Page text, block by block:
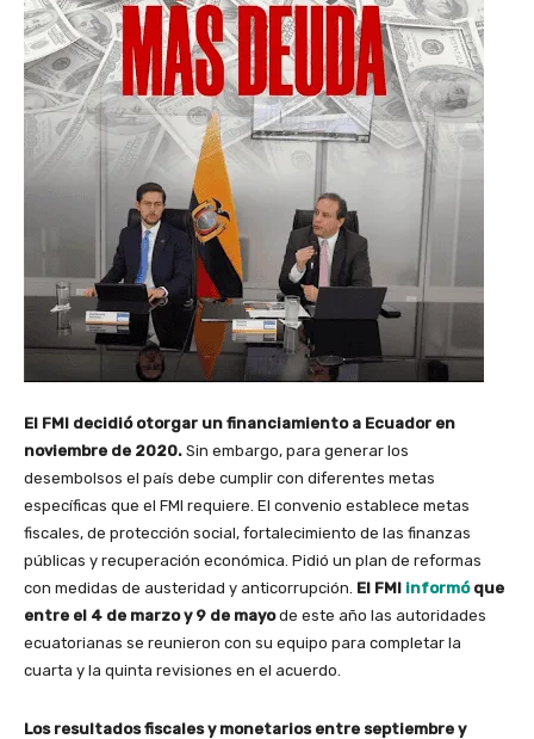
El FMI decidió otorgar un financiamiento a Ecuador en
noviembre de 2020. Sin embargo, para generar los
desembolsos el país debe cumplir con diferentes metas
específicas que el FMI requiere. El convenio establece metas
fiscales, de protección social, fortalecimiento de las finanzas
públicas y recuperación económica. Pidió un plan de reformas
con medidas de austeridad y anticorrupción. El FMI informóque
entre el 4 de marzo y 9 de mayode este año las autoridades
ecuatorianas se reunieron con su equipo para completar la
cuarta y la quinta revisiones en el acuerdo.
Los resultados fiscales y monetarios entre septiembre y